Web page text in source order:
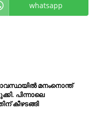
whatsapp
മനംനൊന്ത്
പിന്നാലെ
കീഴടങ്ങി